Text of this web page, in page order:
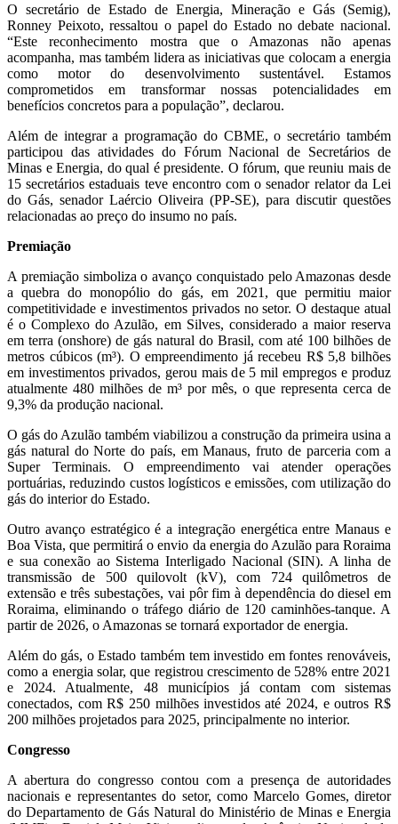
O secretário de Estado de Energia, Mineração e Gás (Semig),
Ronney Peixoto, ressaltou o papel do Estado no debate nacional.
“Este reconhecimento mostra que o Amazonas não apenas
acompanha, mas também lidera as iniciativas que colocam a energia
como motor do desenvolvimento sustentável. Estamos
comprometidos em transformar nossas potencialidades em
benefícios concretos para a população”, declarou.
Além de integrar a programação do CBME, o secretário também
participou das atividades do Fórum Nacional de Secretários de
Minas e Energia, do qual é presidente. O fórum, que reuniu mais de
15 secretários estaduais teve encontro com o senador relator da Lei
do Gás, senador Laércio Oliveira (PP-SE), para discutir questões
relacionadas ao preço do insumo no país.
Premiação
A premiação simboliza o avanço conquistado pelo Amazonas desde
a quebra do monopólio do gás, em 2021, que permitiu maior
competitividade e investimentos privados no setor. O destaque atual
é o Complexo do Azulão, em Silves, considerado a maior reserva
em terra (onshore) de gás natural do Brasil, com até 100 bilhões de
metros cúbicos (m³). O empreendimento já recebeu R$ 5,8 bilhões
em investimentos privados, gerou mais de 5 mil empregos e produz
atualmente 480 milhões de m³ por mês, o que representa cerca de
9,3% da produção nacional.
O gás do Azulão também viabilizou a construção da primeira usina a
gás natural do Norte do país, em Manaus, fruto de parceria com a
Super Terminais. O empreendimento vai atender operações
portuárias, reduzindo custos logísticos e emissões, com utilização do
gás do interior do Estado.
Outro avanço estratégico é a integração energética entre Manaus e
Boa Vista, que permitirá o envio da energia do Azulão para Roraima
e sua conexão ao Sistema Interligado Nacional (SIN). A linha de
transmissão de 500 quilovolt (kV), com 724 quilômetros de
extensão e três subestações, vai pôr fim à dependência do diesel em
Roraima, eliminando o tráfego diário de 120 caminhões-tanque. A
partir de 2026, o Amazonas se tornará exportador de energia.
Além do gás, o Estado também tem investido em fontes renováveis,
como a energia solar, que registrou crescimento de 528% entre 2021
e 2024. Atualmente, 48 municípios já contam com sistemas
conectados, com R$ 250 milhões investidos até 2024, e outros R$
200 milhões projetados para 2025, principalmente no interior.
Congresso
A abertura do congresso contou com a presença de autoridades
nacionais e representantes do setor, como Marcelo Gomes, diretor
do Departamento de Gás Natural do Ministério de Minas e Energia